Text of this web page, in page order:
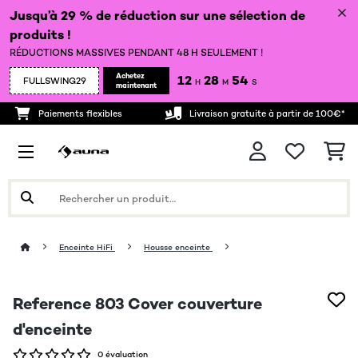
Jusqu’à 29 % de réduction sur une sélection de
produits !
RÉDUCTIONS MASSIVES PENDANT 48 H SEULEMENT !
FULLSWING29
Achetez
maintenant
12 H 28 M 54 S
Paiements flexibles Livraison gratuite à partir de 100€*
Enceinte HiFi Housse enceinte
Reference 803 Cover couverture
d'enceinte
0 évaluation